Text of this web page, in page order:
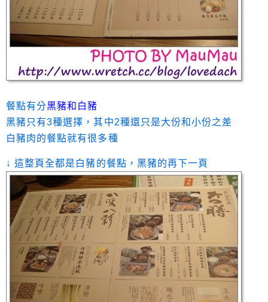
餐點有分黑豬和白豬
黑豬只有3種選擇，其中2種還只是大份和小份之差
白豬肉的餐點就有很多種
↓ 這整頁全都是白豬的餐點，黑豬的再下一頁